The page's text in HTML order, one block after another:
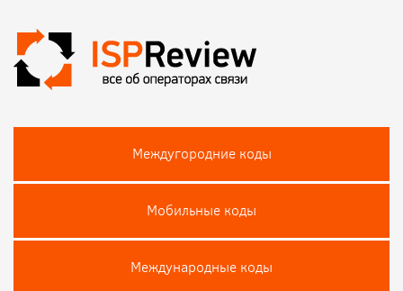
Междугородние коды
Мобильные коды
Международные коды